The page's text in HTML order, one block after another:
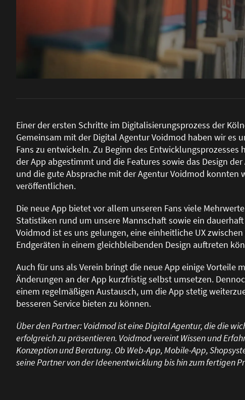
Einer der ersten Schritte im Digitalisierungsprozess der
Gemeinsam mit der Digital Agentur Voidmod haben wir es
Fans zu entwickeln. Zu Beginn des
der App abgestimmt und die Features sowie das Design
und die gute Absprache mit der Agentur Voidmod konnten
veröffentlichen.
Die neue App bietet vor allem unseren Fans viele
Statistiken rund um unsere Mannschaft sowie ein
Voidmod ist es uns gelungen, eine einheitliche UX
Endgeräten in einem gleichbleibenden Design auftreten
Auch für uns als Verein bringt die neue App einige Vorteile
Änderungen an der App kurzfristig selbst umsetzen.
einem regelmäßigen Austausch, um die App stetig
besseren Service bieten zu können.
Über den Partner: Voidmod ist eine Digital Agentur, die die
erfolgreich zu präsentieren. Voidmod vereint Wissen und
Konzeption und Beratung. Ob Web-App, Mobile-App,
seine Partner von der Ideenentwicklung bis hin zum fertigen